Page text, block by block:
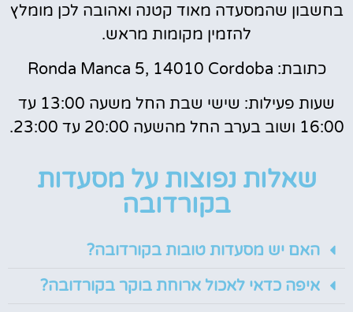
בחשבון שהמסעדה מאוד קטנה ואהובה לכן מומלץ
להזמין מקומות מראש.
כתובת: Ronda Manca 5, 14010 Cordoba
שעות פעילות: שישי שבת החל משעה 13:00 עד
16:00 ושוב בערב החל מהשעה 20:00 עד 23:00.
שאלות נפוצות על מסעדות
בקורדובה
האם יש מסעדות טובות בקורדובה?
איפה כדאי לאכול ארוחת בוקר בקורדובה?